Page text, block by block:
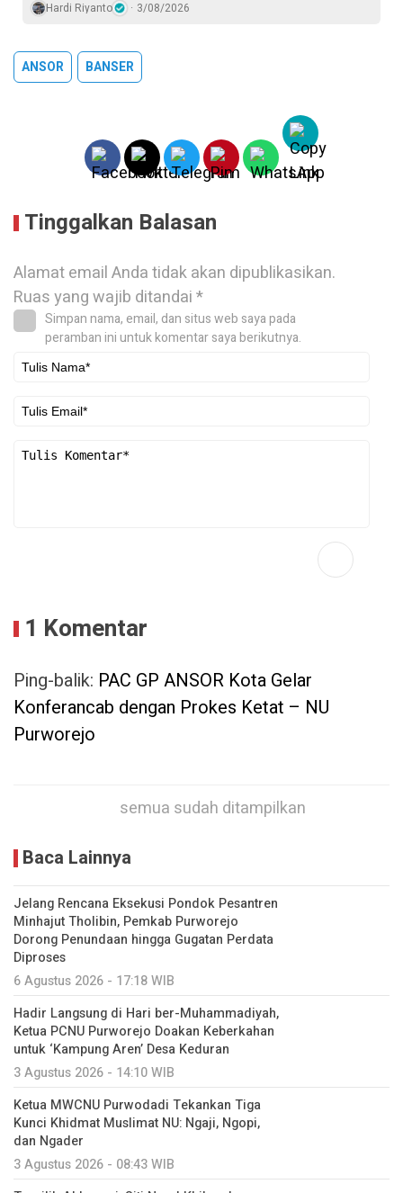
Hardi Riyanto 3/08/2026
ANSOR BANSER
Tinggalkan Balasan
Alamat email Anda tidak akan dipublikasikan.
Ruas yang wajib ditandai*
Simpan nama, email, dan situs web saya pada
peramban ini untuk komentar saya berikutnya.
1 Komentar
Ping-balik: PAC GP ANSOR Kota Gelar
Konferancab dengan Prokes Ketat – NU
Purworejo
semua sudah ditampilkan
Baca Lainnya
Jelang Rencana Eksekusi Pondok Pesantren
Minhajut Tholibin, Pemkab Purworejo
Dorong Penundaan hingga Gugatan Perdata
Diproses
6 Agustus 2026 - 17:18 WIB
Hadir Langsung di Hari ber-Muhammadiyah,
Ketua PCNU Purworejo Doakan Keberkahan
untuk ‘Kampung Aren’ Desa Keduran
3 Agustus 2026 - 14:10 WIB
Ketua MWCNU Purwodadi Tekankan Tiga
Kunci Khidmat Muslimat NU: Ngaji, Ngopi,
dan Ngader
3 Agustus 2026 - 08:43 WIB